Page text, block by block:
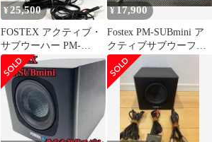
¥25,500
FOSTEX アクティブ・
サブウーハー PM-
SUBmini ブラック
¥17,900
Fostex PM-SUBmini ア
クティブサブウーファ
ー 本体